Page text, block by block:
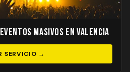
Masivos en Valencia
SERVICIO →